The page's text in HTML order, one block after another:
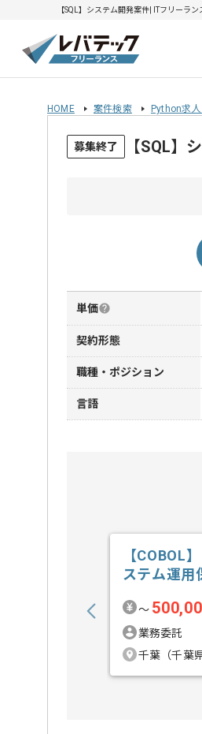
【SQL】システム開発案件| ITフリーラ
HOME 案件検索 Python求
募集終了 【SQL】
単価
契約形態
職種・ポジション
言語
【COBOL
ステム運用
〜
業務委託
千葉（千葉県